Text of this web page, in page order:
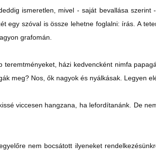
ismeretlen, mivel - saját bevallása
egy szóval is össze lehetne foglalni: írás. A
grafomán.
házi kedvencként nimfa
meg? Nos, ők nagyok és nyálkásak. Legyen
viccesen hangzana, ha lefordítanánk. De
nem bocsátott ilyeneket